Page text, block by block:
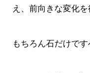
え、前向きな変化
もちろん石だけで